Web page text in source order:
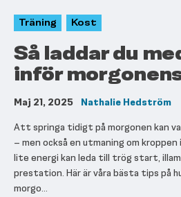
Träning Kost
Så laddar du
inför
Maj 21, 2025
Nathalie Hedström
Att springa tidigt på morgonen kan
– men också en utmaning om
lite energi kan leda till trög start,
prestation. Här är våra bästa tips på
morgo...